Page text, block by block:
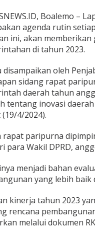
o
a
e
m
Boalemo –
agenda rutin
ini, akan
di tahun 2023.
disampaikan oleh
sidang rapat
daerah tahun
tentang inovasi
(19/4/2024).
rapat paripurna
para Wakil DPRD,
menjadi bahan
yang lebih baik
kinerja tahun 2023
rencana
melalui dokumen